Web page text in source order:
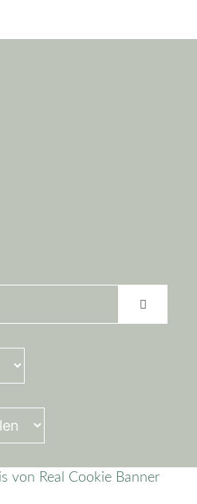
von Real Cookie Banner